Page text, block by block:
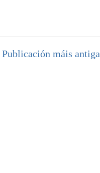
Publicación máis antiga